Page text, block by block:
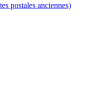
postales anciennes)